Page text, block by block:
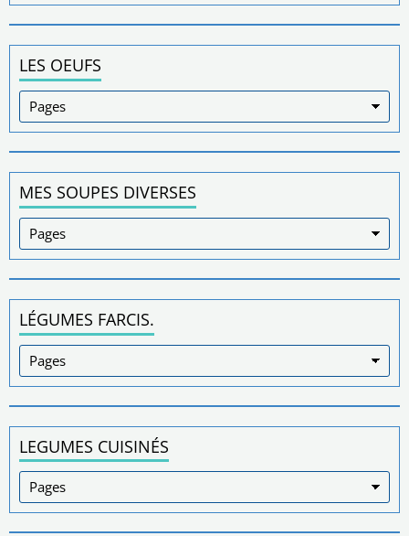
LES OEUFS
MES SOUPES DIVERSES
LÉGUMES FARCIS.
LEGUMES CUISINÉS